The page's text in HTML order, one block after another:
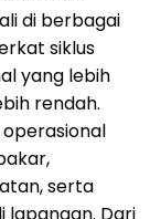
di berbagai
siklus
yang lebih
rendah.
serta
lapangan. Dari